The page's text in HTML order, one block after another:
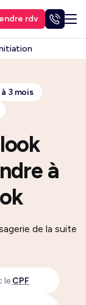
rdv
à
à 3 mois
de la suite
le CPF